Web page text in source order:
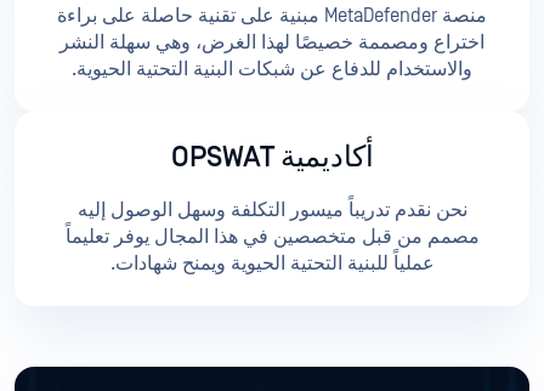
منصة MetaDefender مبنية على تقنية حاصلة على براءة
اختراع ومصممة خصيصًا لهذا الغرض، وهي سهلة النشر
والاستخدام للدفاع عن شبكات البنية التحتية الحيوية.
أكاديمية OPSWAT
نحن نقدم تدريباً ميسور التكلفة وسهل الوصول إليه
مصمم من قبل متخصصين في هذا المجال يوفر تعليماً
عملياً للبنية التحتية الحيوية ويمنح شهادات.